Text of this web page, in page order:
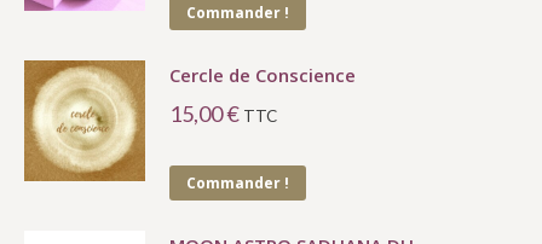
Commander !
Cercle de Conscience
15,00€ TTC
Commander !